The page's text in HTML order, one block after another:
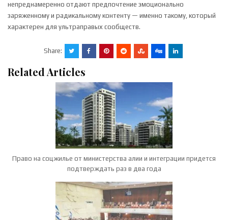
непреднамеренно отдают предпочтение эмоционально
заряженному и радикальному контенту — именно такому, который
характерен для ультраправых сообществ.
Share:
Related Articles
Право на соцжилье от министерства алии и интеграции придется
подтверждать раз в два года